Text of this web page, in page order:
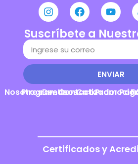
Suscríbete a
ENVIAR
Nosotros
Programas
Destinos
Contacto
Cotizador
Certificados y